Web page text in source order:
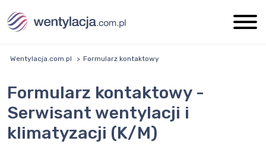
Wentylacja.com.pl Formularz kontaktowy
Formularz kontaktowy -
Serwisant wentylacji i
klimatyzacji (K/M)